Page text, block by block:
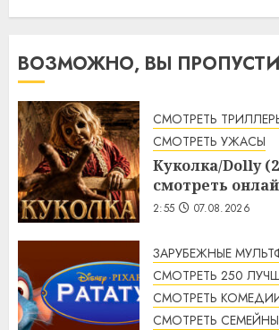
ВОЗМОЖНО, ВЫ
СМОТРЕТЬ
СМОТРЕТЬ УЖАСЫ
Куколка/Dolly
смотреть
2:55 07.08.2026
ЗАРУБЕЖНЫЕ
СМОТРЕТЬ 250
СМОТРЕТЬ
СМОТРЕТЬ